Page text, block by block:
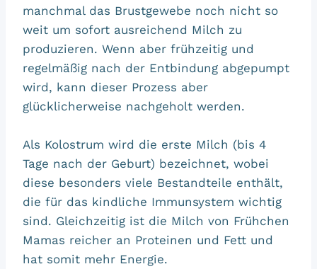
manchmal das Brustgewebe noch nicht so
weit um sofort ausreichend Milch zu
produzieren. Wenn aber frühzeitig und
regelmäßig nach der Entbindung abgepumpt
wird, kann dieser Prozess aber
glücklicherweise nachgeholt werden.
Als Kolostrum wird die erste Milch (bis 4
Tage nach der Geburt) bezeichnet, wobei
diese besonders viele Bestandteile enthält,
die für das kindliche Immunsystem wichtig
sind. Gleichzeitig ist die Milch von Frühchen
Mamas reicher an Proteinen und Fett und
hat somit mehr Energie.